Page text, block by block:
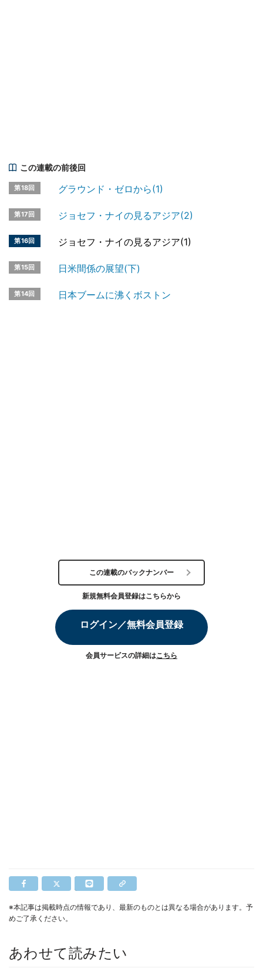
この連載の前後回
第18回 グラウンド・ゼロから(1)
第17回 ジョセフ・ナイの見るアジア(2)
第16回 ジョセフ・ナイの見るアジア(1)
第15回 日米間係の展望(下)
第14回 日本ブームに沸くボストン
この連載のバックナンバー
新規無料会員登録はこちらから
ログイン／無料会員登録
会員サービスの詳細はこちら
※本記事は掲載時点の情報であり、最新のものとは異なる場合があります。予
めご了承ください。
あわせて読みたい